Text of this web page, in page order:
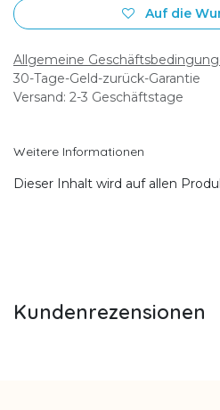
Auf die
Allgemeine
30-Tage-Geld-zurück-Garantie
Versand: 2-3 Geschäftstage
Weitere Informationen
Dieser Inhalt wird auf allen
Kundenrezensionen